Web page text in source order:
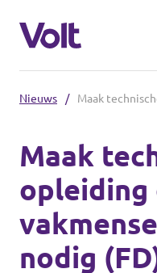
Volt Amsterdam
Volt Arnhem
Volt Delft
Standpunten
Over Volt
Nieuws /
Maak
opleiding
nodig